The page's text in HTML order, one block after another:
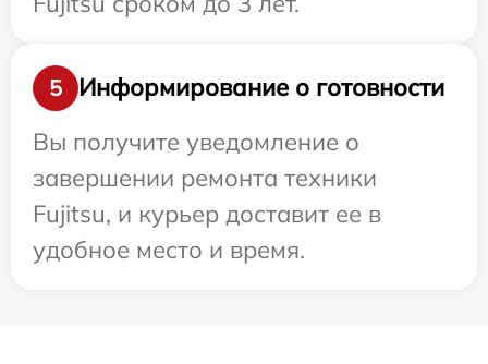
5
Информирование о готовности
Вы получите уведомление о
завершении ремонта техники
Fujitsu, и курьер доставит ее в
удобное место и время.